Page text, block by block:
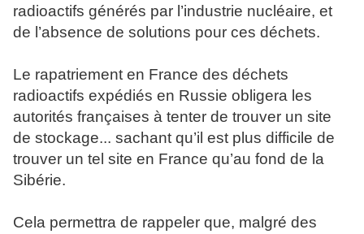
radioactifs générés par l’industrie nucléaire, et
de l’absence de solutions pour ces déchets.
Le rapatriement en France des déchets
radioactifs expédiés en Russie obligera les
autorités françaises à tenter de trouver un site
de stockage... sachant qu’il est plus difficile de
trouver un tel site en France qu’au fond de la
Sibérie.
Cela permettra de rappeler que, malgré des